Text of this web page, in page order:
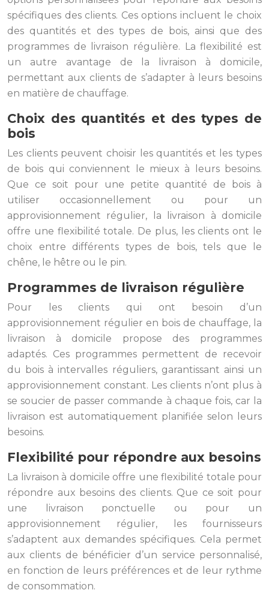
spécifiques des clients. Ces options incluent le choix
des quantités et des types de bois, ainsi que des
programmes de livraison régulière. La flexibilité est
un autre avantage de la livraison à domicile,
permettant aux clients de s’adapter à leurs besoins
en matière de chauffage.
Choix des quantités et des types de
bois
Les clients peuvent choisir les quantités et les types
de bois qui conviennent le mieux à leurs besoins.
Que ce soit pour une petite quantité de bois à
utiliser occasionnellement ou pour un
approvisionnement régulier, la livraison à domicile
offre une flexibilité totale. De plus, les clients ont le
choix entre différents types de bois, tels que le
chêne, le hêtre ou le pin.
Programmes de livraison régulière
Pour les clients qui ont besoin d’un
approvisionnement régulier en bois de chauffage, la
livraison à domicile propose des programmes
adaptés. Ces programmes permettent de recevoir
du bois à intervalles réguliers, garantissant ainsi un
approvisionnement constant. Les clients n’ont plus à
se soucier de passer commande à chaque fois, car la
livraison est automatiquement planifiée selon leurs
besoins.
Flexibilité pour répondre aux besoins
La livraison à domicile offre une flexibilité totale pour
répondre aux besoins des clients. Que ce soit pour
une livraison ponctuelle ou pour un
approvisionnement régulier, les fournisseurs
s’adaptent aux demandes spécifiques. Cela permet
aux clients de bénéficier d’un service personnalisé,
en fonction de leurs préférences et de leur rythme
de consommation.